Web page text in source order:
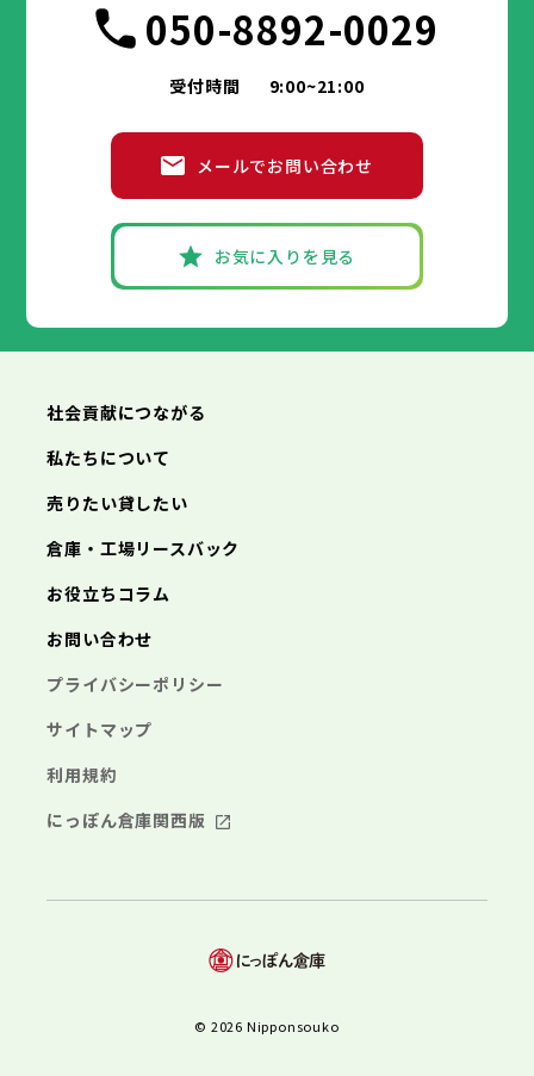
050-8892-0029
受付時間 9:00~21:00
メールでお問い合わせ
お気に入りを見る
社会貢献につながる
私たちについて
売りたい貸したい
倉庫・工場リースバック
お役立ちコラム
お問い合わせ
プライバシーポリシー
サイトマップ
利用規約
にっぽん倉庫関西版
© 2026 Nipponsouko